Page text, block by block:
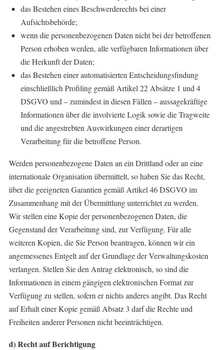
das Bestehen eines Beschwerderechts bei einer
Aufsichtsbehörde;
wenn die personenbezogenen Daten nicht bei der betroffenen
Person erhoben werden, alle verfügbaren Informationen über
die Herkunft der Daten;
das Bestehen einer automatisierten Entscheidungsfindung
einschließlich Profiling gemäß Artikel 22 Absätze 1 und 4
DSGVO und – zumindest in diesen Fällen – aussagekräftige
Informationen über die involvierte Logik sowie die Tragweite
und die angestrebten Auswirkungen einer derartigen
Verarbeitung für die betroffene Person.
Werden personenbezogene Daten an ein Drittland oder an eine
internationale Organisation übermittelt, so haben Sie das Recht,
über die geeigneten Garantien gemäß Artikel 46 DSGVO im
Zusammenhang mit der Übermittlung unterrichtet zu werden.
Wir stellen eine Kopie der personenbezogenen Daten, die
Gegenstand der Verarbeitung sind, zur Verfügung. Für alle
weiteren Kopien, die Sie Person beantragen, können wir ein
angemessenes Entgelt auf der Grundlage der Verwaltungskosten
verlangen. Stellen Sie den Antrag elektronisch, so sind die
Informationen in einem gängigen elektronischen Format zur
Verfügung zu stellen, sofern er nichts anderes angibt. Das Recht
auf Erhalt einer Kopie gemäß Absatz 3 darf die Rechte und
Freiheiten anderer Personen nicht beeinträchtigen.
d) Recht auf Berichtigung